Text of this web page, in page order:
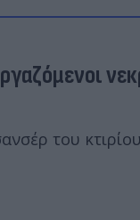
του